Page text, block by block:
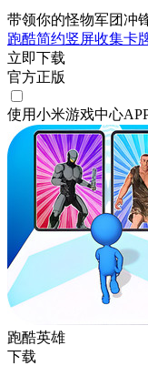
带领你的怪物军团冲
跑酷简约竖屏收集卡
立即下载
官方正版
使用小米游戏中心
跑酷英雄
下载